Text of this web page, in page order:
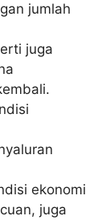
jumlah
juga
ekonomi
juga